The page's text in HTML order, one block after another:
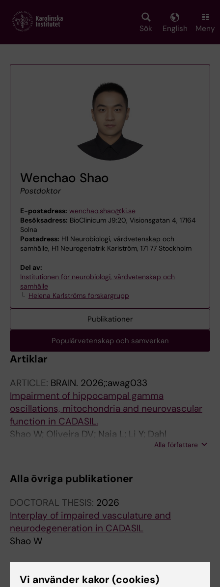
main
Sök English Meny
Wenchao Shao
Postdoktor
E-postadress: wenchao.shao@ki.se
Besöksadress: BioClinicum J9:20, Visionsgatan 4, 17164
Solna
Postadress: H1 Neurobiologi, vårdvetenskap och
samhälle, H1 Neurogeriatrik Karlström, 171 77 Stockholm
Del av:
Institutionen för neurobiologi, vårdvetenskap och
samhälle
Helena Karlströms forskargrupp
Publikationer
Populärvetenskap och samverkan
Artiklar
ARTICLE: BRAIN. 2026;:awag033
Impairment of hippocampal gamma
oscillations, mitochondria and neurovascular
function in CADASIL.
Shao W; Oliveira DV; Naia L; Li Y; Dahl
Bjørnholm K; Isla AG; Uhlén P; Kalaria R; Lesnik
García L; Jin S; Karlström H
Alla författare
Alla övriga publikationer
DOCTORAL THESIS: 2026
Interplay of impaired vasculature and
neurodegeneration in CADASIL
Shao W
Vi använder kakor (cookies)